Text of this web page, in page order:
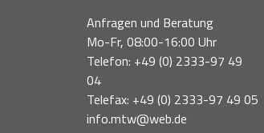
Anfragen und Beratung
Mo-Fr, 08:00-16:00 Uhr
Telefon: +49 (0) 2333-97 49
04
Telefax: +49 (0) 2333-97 49 05
info.mtw@web.de